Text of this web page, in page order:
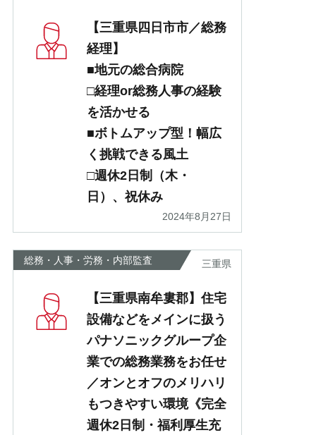
【三重県四日市市／総務
経理】
■地元の総合病院
□経理or総務人事の経験
を活かせる
■ボトムアップ型！幅広
く挑戦できる風土
□週休2日制（木・
日）、祝休み
2024年8月27日
総務・人事・労務・内部監査 三重県
【三重県南牟婁郡】住宅
設備などをメインに扱う
パナソニックグループ企
業での総務業務をお任せ
／オンとオフのメリハリ
もつきやすい環境《完全
週休2日制・福利厚生充